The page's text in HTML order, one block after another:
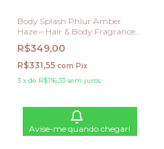
Body Splash Phlur Amber
Haze – Hair & Body Fragrance
Mist
R$349,00
R$331,55 com Pix
3 x de R$116,33 sem juros
Avise-me quando chegar!